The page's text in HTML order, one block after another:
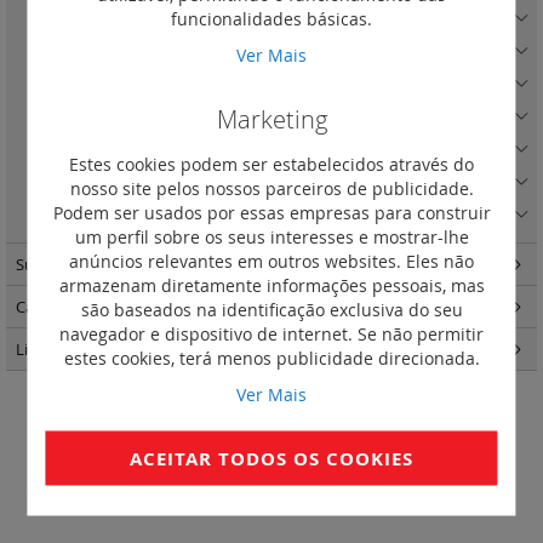
Quadro Branco IP 44 com tampa
Ordenar por
Quadro Preto com porta-etiqueta (1)
Quadro Areia com porta-etiqueta(1)
Quadro Alumínio Escovado
Quadro Madeira Escura (3)
Suno
(263)
Caixas de encastrar Batibox (57)
Light Now (457)
funcionalidades básicas.
Ver Mais
Marketing
Estes cookies podem ser estabelecidos através do
nosso site pelos nossos parceiros de publicidade.
Podem ser usados por essas empresas para construir
um perfil sobre os seus interesses e mostrar-lhe
anúncios relevantes em outros websites. Eles não
armazenam diretamente informações pessoais, mas
são baseados na identificação exclusiva do seu
navegador e dispositivo de internet. Se não permitir
estes cookies, terá menos publicidade direcionada.
Ver Mais
ACEITAR TODOS OS COOKIES